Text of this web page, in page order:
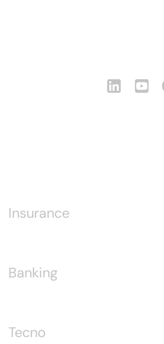
Insurance
Banking
Tecno